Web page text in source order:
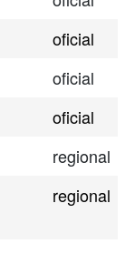
oficial
oficial
oficial
regional
regional